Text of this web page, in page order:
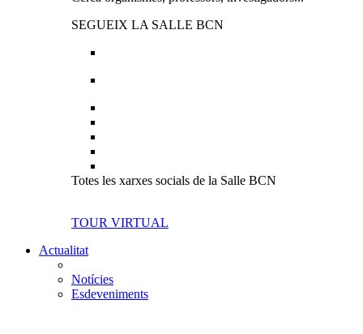
SEGUEIX LA SALLE BCN
Totes les xarxes socials de la Salle BCN
TOUR VIRTUAL
Actualitat
Notícies
Esdeveniments